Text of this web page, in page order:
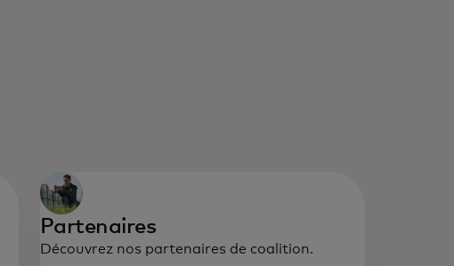
Partenaires
Découvrez nos partenaires de coalition.